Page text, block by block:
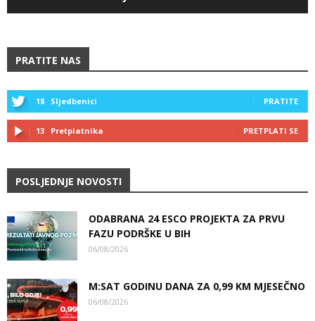
PRATITE NAS
18 Sljedbenici PRATITE
13 Pretplatnika PRETPLATI SE
POSLJEDNJE NOVOSTI
ODABRANA 24 ESCO PROJEKTA ZA PRVU
FAZU PODRŠKE U BIH
06/08/2026
M:SAT GODINU DANA ZA 0,99 KM MJESEČNO
06/08/2026